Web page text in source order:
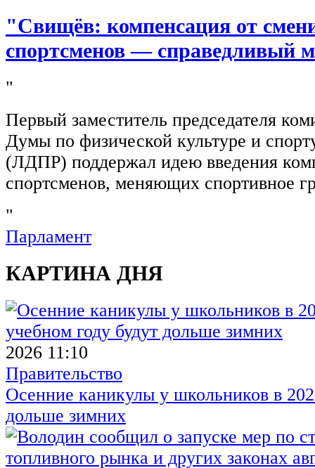
"Свищёв: компенсация от
спортсменов — справедливый
"
Первый заместитель председателя
Думы по физической культуре и
(ЛДПР) поддержал идею введения
спортсменов, меняющих спортивное
"
Парламент
КАРТИНА ДНЯ
2026 11:10
Правительство
Осенние каникулы у школьников в
дольше зимних